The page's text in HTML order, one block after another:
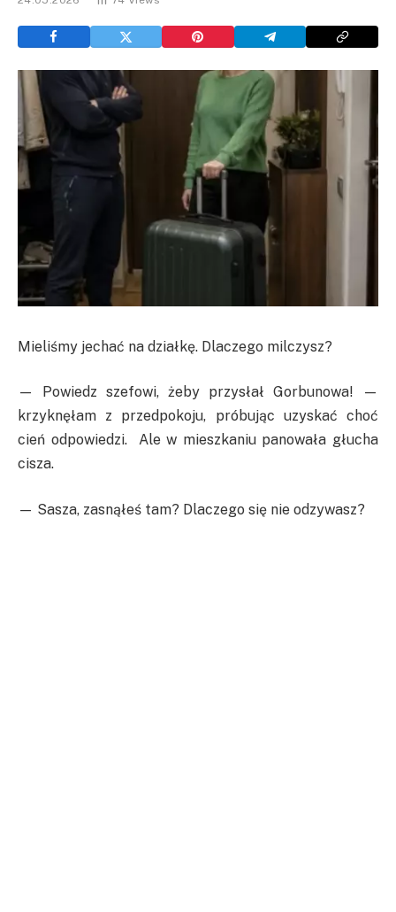
Mieliśmy jechać na działkę. Dlaczego milczysz?
— Powiedz szefowi, żeby przysłał Gorbunowa! —
krzyknęłam z przedpokoju, próbując uzyskać choć
cień odpowiedzi. Ale w mieszkaniu panowała głucha
cisza.
— Sasza, zasnąłeś tam? Dlaczego się nie odzywasz?